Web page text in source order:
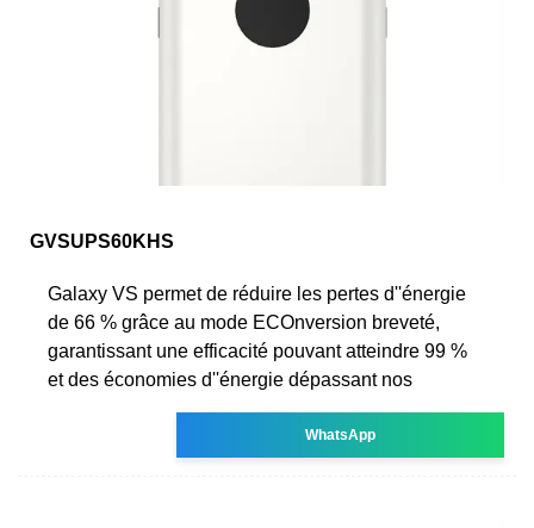
GVSUPS60KHS
Galaxy VS permet de réduire les pertes d''énergie
de 66 % grâce au mode ECOnversion breveté,
garantissant une efficacité pouvant atteindre 99 %
et des économies d''énergie dépassant nos
WhatsApp